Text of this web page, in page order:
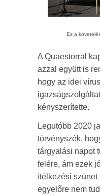
Ez a
A Quaestorral
azzal együtt is
hogy az idei
kényszerítette.
Legutóbb 2020
törvényszék,
tárgyalási napot
felére, ám ezek
ítélkezési szünet
egyelőre nem